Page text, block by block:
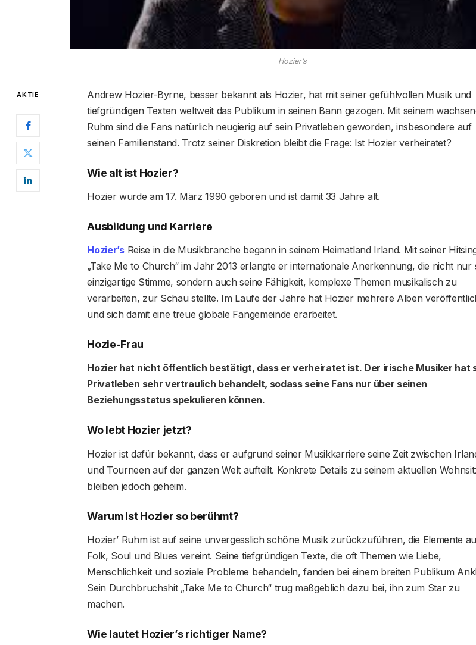
Hozier’s
AKTIE
Andrew Hozier-Byrne, besser bekannt als Hozier, hat mit seiner gefühlvollen Musik und
tiefgründigen Texten weltweit das Publikum in seinen Bann gezogen. Mit seinem
Ruhm sind die Fans natürlich neugierig auf sein Privatleben geworden, insbesondere auf
seinen Familienstand. Trotz seiner Diskretion bleibt die Frage: Ist Hozier verheiratet?
Wie alt ist Hozier?
Hozier wurde am 17. März 1990 geboren und ist damit 33 Jahre alt.
Ausbildung und Karriere
Hozier’sReise in die Musikbranche begann in seinem Heimatland Irland. Mit seiner
„Take Me to Church“ im Jahr 2013 erlangte er internationale Anerkennung, die nicht nur
einzigartige Stimme, sondern auch seine Fähigkeit, komplexe Themen musikalisch zu
verarbeiten, zur Schau stellte. Im Laufe der Jahre hat Hozier mehrere Alben
und sich damit eine treue globale Fangemeinde erarbeitet.
Hozie-Frau
Hozier hat nicht öffentlich bestätigt, dass er verheiratet ist. Der irische Musiker hat
Privatleben sehr vertraulich behandelt, sodass seine Fans nur über seinen
Beziehungsstatus spekulieren können.
Wo lebt Hozier jetzt?
Hozier ist dafür bekannt, dass er aufgrund seiner Musikkarriere seine Zeit zwischen
und Tourneen auf der ganzen Welt aufteilt. Konkrete Details zu seinem aktuellen
bleiben jedoch geheim.
Warum ist Hozier so berühmt?
Hozier’ Ruhm ist auf seine unvergesslich schöne Musik zurückzuführen, die Elemente
Folk, Soul und Blues vereint. Seine tiefgründigen Texte, die oft Themen wie Liebe,
Menschlichkeit und soziale Probleme behandeln, fanden bei einem breiten Publikum
Sein Durchbruchshit „Take Me to Church“ trug maßgeblich dazu bei, ihn zum Star zu
machen.
Wie lautet Hozier’s richtiger Name?